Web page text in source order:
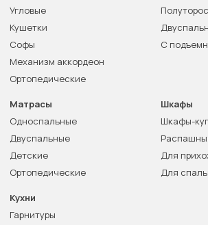
Угловые
Кушетки
Софы
Механизм аккордеон
Ортопедические
С
Матрасы
Односпальные
Двуспальные
Детские
Ортопедические
Шкафы
Шкафы-
Для
Для
Кухни
Гарнитуры